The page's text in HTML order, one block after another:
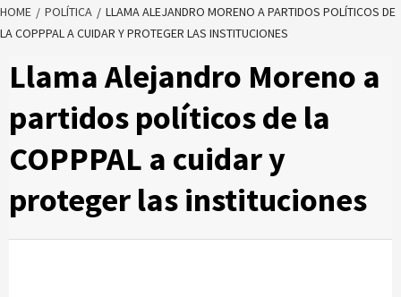
HOME POLÍTICA
LLAMA ALEJANDRO MORENO A PARTIDOS POLÍTICOS DE
LA COPPPAL A CUIDAR Y PROTEGER LAS INSTITUCIONES
Llama Alejandro Moreno a
partidos políticos de la
COPPPAL a cuidar y
proteger las instituciones